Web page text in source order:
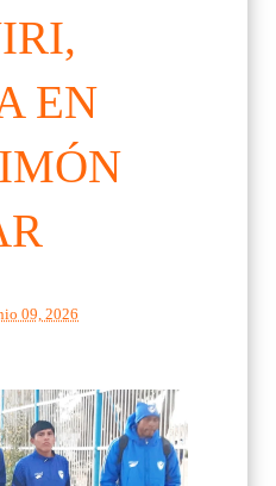
EN
09, 2026